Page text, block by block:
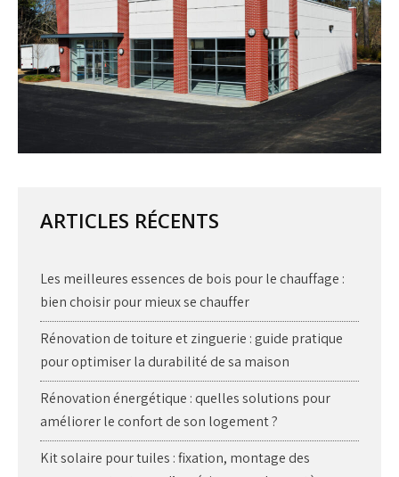
ARTICLES RÉCENTS
Les meilleures essences de bois pour le chauffage :
bien choisir pour mieux se chauffer
Rénovation de toiture et zinguerie : guide pratique
pour optimiser la durabilité de sa maison
Rénovation énergétique : quelles solutions pour
améliorer le confort de son logement ?
Kit solaire pour tuiles : fixation, montage des